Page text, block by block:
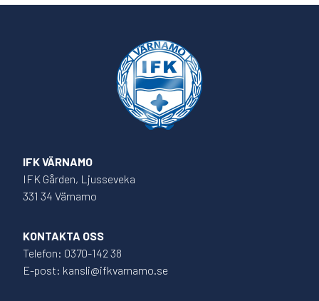
IFK VÄRNAMO
IFK Gården, Ljusseveka
331 34 Värnamo
KONTAKTA OSS
Telefon: 0370-142 38
E-post: kansli@ifkvarnamo.se